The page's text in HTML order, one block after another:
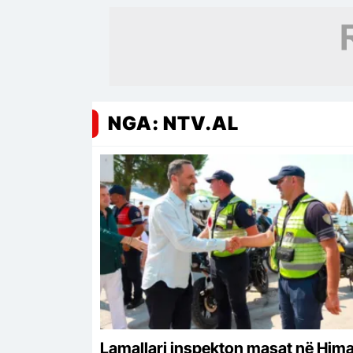
NGA: NTV.AL
Lamallari inspekton masat në